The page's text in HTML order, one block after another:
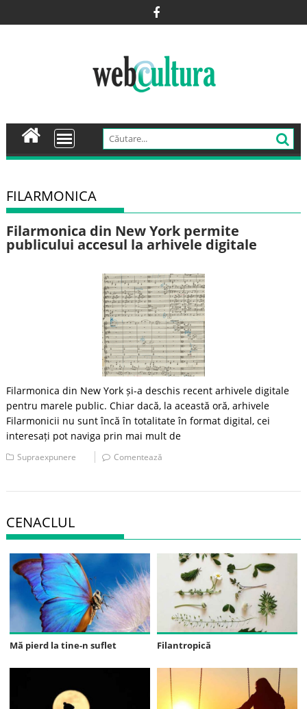
to
FILARMONICA
Filarmonica din New York permite
publicului accesul la arhivele digitale
Filarmonica din New York și-a deschis recent arhivele digitale
pentru marele public. Chiar dacă, la această oră, arhivele
Filarmonicii nu sunt încă în totalitate în format digital, cei
interesați pot naviga prin mai mult de
Supraexpunere Comentează
CENACLUL
Mă pierd la tine-n suflet Filantropică